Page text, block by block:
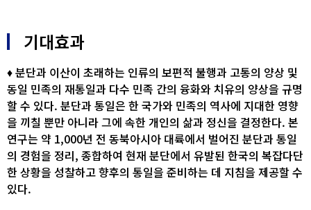
기대효과
♦ 분단과 이산이 초래하는 인류의 보편적 불행과 고통의 양상 및
동일 민족의 재통일과 다수 민족 간의 융화와 치유의 양상을 규명
할 수 있다. 분단과 통일은 한 국가와 민족의 역사에 지대한 영향
을 끼칠 뿐만 아니라 그에 속한 개인의 삶과 정신을 결정한다. 본
연구는 약 1,000년 전 동북아시아 대륙에서 벌어진 분단과 통일
의 경험을 정리, 종합하여 현재 분단에서 유발된 한국의 복잡다단
한 상황을 성찰하고 향후의 통일을 준비하는 데 지침을 제공할 수
있다.